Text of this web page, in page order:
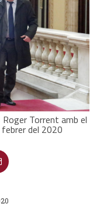
Torrent amb el
del 2020